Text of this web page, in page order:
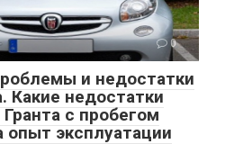
0
и недостатки
Какие недостатки
с пробегом
опыт эксплуатации